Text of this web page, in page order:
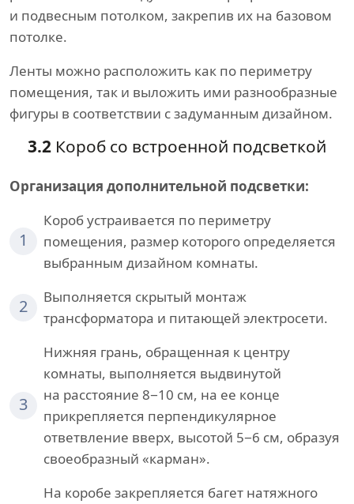
и подвесным потолком, закрепив их на базовом
потолке.
Ленты можно расположить как по периметру
помещения, так и выложить ими разнообразные
фигуры в соответствии с задуманным дизайном.
3.2 Короб со встроенной подсветкой
Организация дополнительной подсветки:
1
Короб устраивается по периметру
помещения, размер которого определяется
выбранным дизайном комнаты.
2
Выполняется скрытый монтаж
трансформатора и питающей электросети.
3
Нижняя грань, обращенная к центру
комнаты, выполняется выдвинутой
на расстояние 8−10 см, на ее конце
прикрепляется перпендикулярное
ответвление вверх, высотой 5−6 см, образуя
своеобразный «карман».
На коробе закрепляется багет натяжного